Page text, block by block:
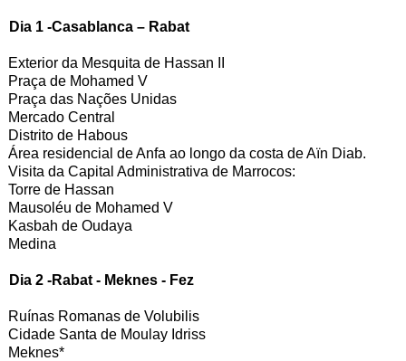
Dia 1 -Casablanca – Rabat
Exterior da Mesquita de Hassan II
Praça de Mohamed V
Praça das Nações Unidas
Mercado Central
Distrito de Habous
Área residencial de Anfa ao longo da costa de Aïn Diab.
Visita da Capital Administrativa de Marrocos:
Torre de Hassan
Mausoléu de Mohamed V
Kasbah de Oudaya
Medina
Dia 2 -Rabat - Meknes - Fez
Ruínas Romanas de Volubilis
Cidade Santa de Moulay Idriss
Meknes*